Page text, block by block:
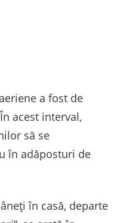
a fost de
acest interval,
să se
în adăposturi de
în casă, departe